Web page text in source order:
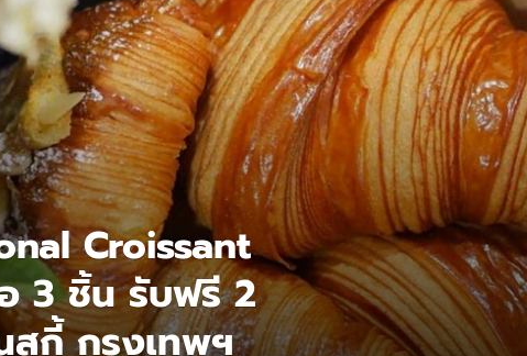
Croissant
3 ชิ้น รับฟรี 2
สกี้ กรุงเทพฯ